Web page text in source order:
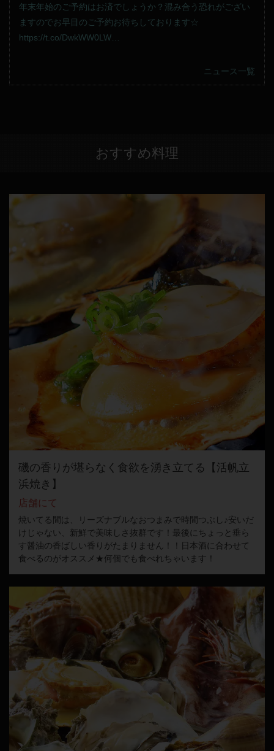
年末年始のご予約はお済でしょうか？混み合う恐れがござい
ますのでお早目のご予約お待ちしております☆
https://t.co/DwkWW0LW…
ニュース一覧
おすすめ料理
磯の香りが堪らなく食欲を湧き立てる【活帆立
浜焼き】
店舗にて
焼いてる間は、リーズナブルなおつまみで時間つぶし♪安いだ
けじゃない、新鮮で美味しさ抜群です！最後にちょっと垂ら
す醤油の香ばしい香りがたまりません！！日本酒に合わせて
食べるのがオススメ★何個でも食べれちゃいます！